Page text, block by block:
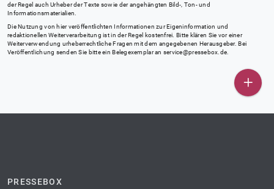
der Regel auch Urheber der Texte sowie der angehängten Bild-, Ton- und
Informationsmaterialien.
Die Nutzung von hier veröffentlichten Informationen zur Eigeninformation und
redaktionellen Weiterverarbeitung ist in der Regel kostenfrei. Bitte klären Sie vor einer
Weiterverwendung urheberrechtliche Fragen mit dem angegebenen Herausgeber. Bei
Veröffentlichung senden Sie bitte ein Belegexemplar an service@pressebox.de
PRESSEBOX